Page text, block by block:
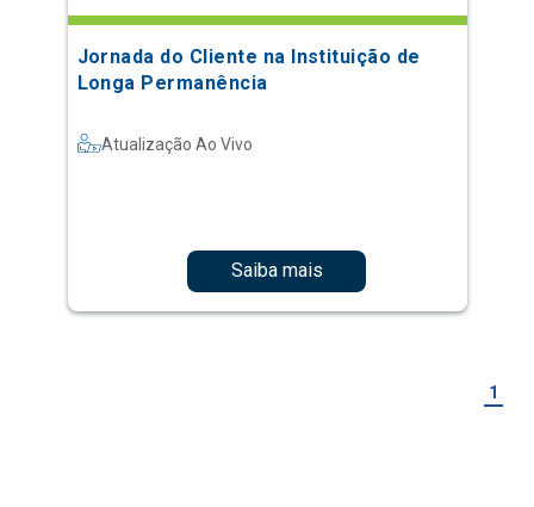
Jornada do Cliente na Instituição de
Longa Permanência
Atualização Ao Vivo
Saiba mais
1